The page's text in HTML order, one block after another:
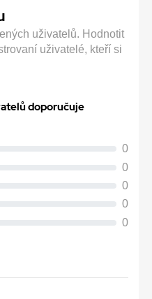
uživatelů. Hodnotit
uživatelé, kteří si
doporučuje
0
0
0
0
0